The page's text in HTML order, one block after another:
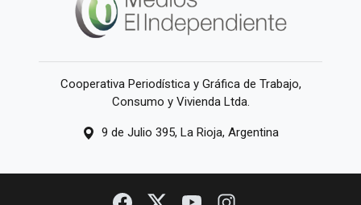
Cooperativa Periodística y Gráfica de Trabajo,
Consumo y Vivienda Ltda.
9 de Julio 395, La Rioja, Argentina